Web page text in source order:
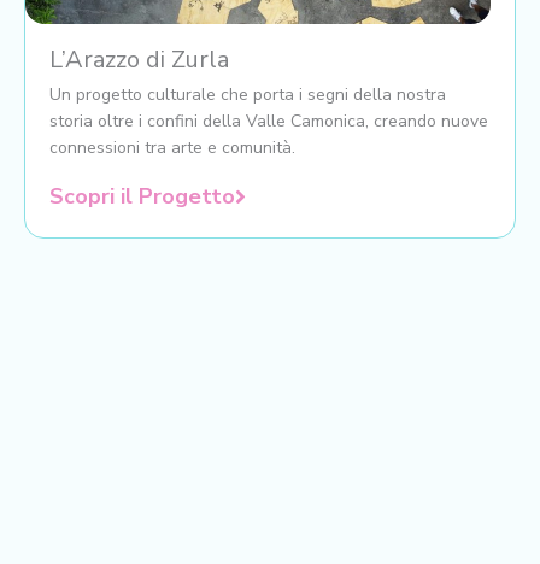
L’Arazzo di Zurla
Un progetto culturale che porta i segni della nostra
storia oltre i confini della Valle Camonica, creando nuove
connessioni tra arte e comunità.
Scopri il Progetto